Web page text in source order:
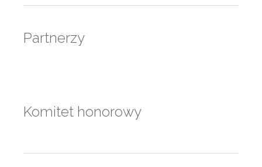
Partnerzy
Komitet honorowy